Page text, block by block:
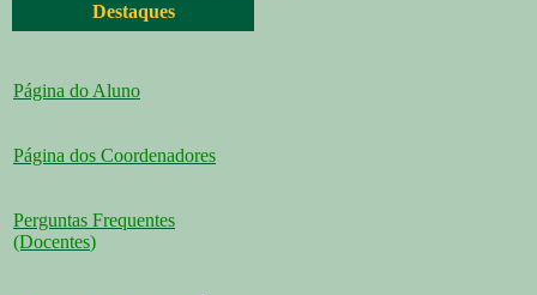
Destaques
Página do Aluno
Página dos Coordenadores
Perguntas Frequentes
(Docentes)